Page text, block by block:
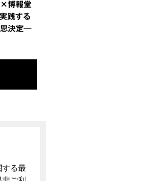
博報堂
践する
思決定―
する最